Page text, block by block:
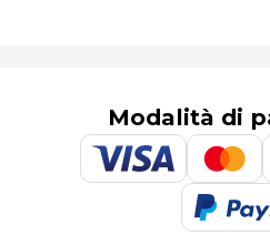
Modalità di